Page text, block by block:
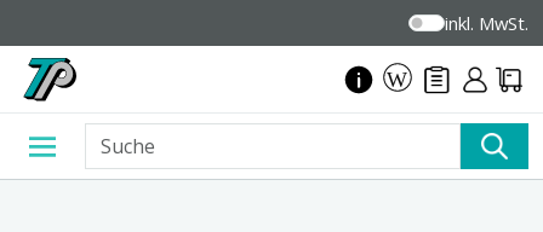
inkl. MwSt.